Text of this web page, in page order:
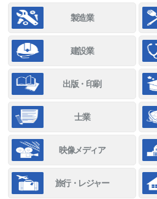
製造業
建設業
出版・印刷
士業
映像メディア
旅行・レジャー